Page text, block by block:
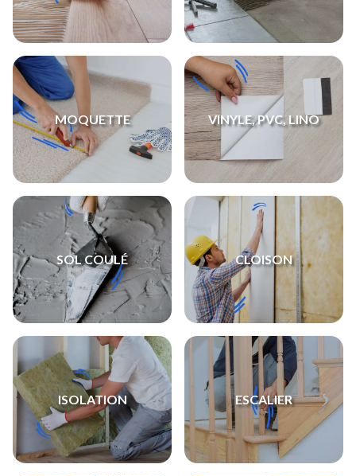
MOQUETTE VINYLE, PVC, LINO
SOL COULÉ CLOISON
ISOLATION ESCALIER